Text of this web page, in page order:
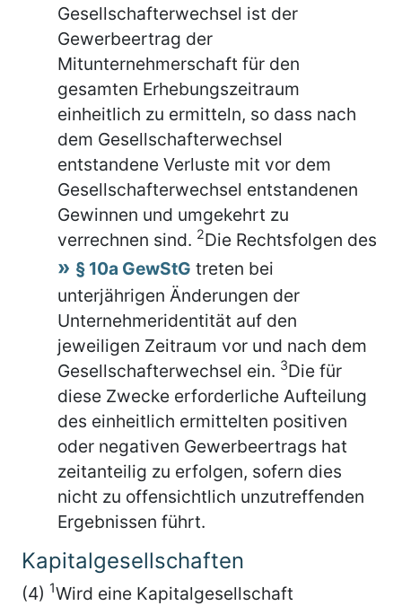
Gesellschafterwechsel ist der
Gewerbeertrag der
Mitunternehmerschaft für den
gesamten Erhebungszeitraum
einheitlich zu ermitteln, so dass nach
dem Gesellschafterwechsel
entstandene Verluste mit vor dem
Gesellschafterwechsel entstandenen
Gewinnen und umgekehrt zu
verrechnen sind. 2Die Rechtsfolgen des
§ 10a GewStG treten bei
unterjährigen Änderungen der
Unternehmeridentität auf den
jeweiligen Zeitraum vor und nach dem
Gesellschafterwechsel ein. 3Die für
diese Zwecke erforderliche Aufteilung
des einheitlich ermittelten positiven
oder negativen Gewerbeertrags hat
zeitanteilig zu erfolgen, sofern dies
nicht zu offensichtlich unzutreffenden
Ergebnissen führt.
Kapitalgesellschaften
(4) 1Wird eine Kapitalgesellschaft